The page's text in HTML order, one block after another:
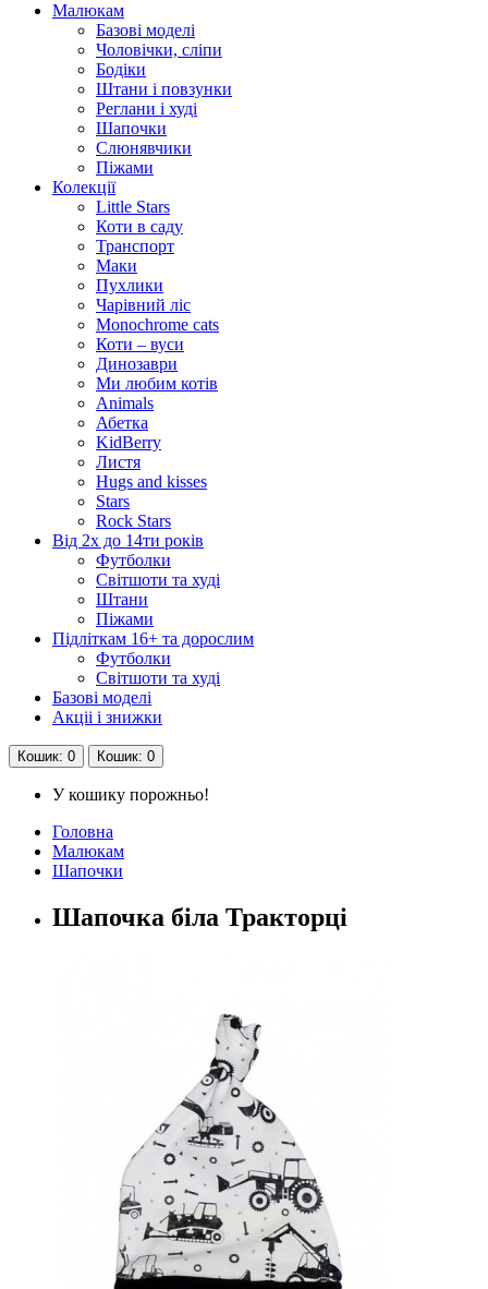
Малюкам
Базові моделі
Чоловічки, сліпи
Бодіки
Штани і повзунки
Реглани і худі
Шапочки
Слюнявчики
Піжами
Колекції
Little Stars
Коти в саду
Транспорт
Маки
Пухлики
Чарівний ліс
Monochrome cats
Коти – вуси
Динозаври
Ми любим котів
Animals
Абетка
KidBerry
Листя
Hugs and kisses
Stars
Rock Stars
Від 2х до 14ти років
Футболки
Світшоти та худі
Штани
Піжами
Підліткам 16+ та дорослим
Футболки
Світшоти та худі
Базові моделі
Акціі і знижки
Кошик: 0 Кошик: 0
У кошику порожньо!
Головна
Малюкам
Шапочки
Шапочка біла Тракторці